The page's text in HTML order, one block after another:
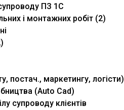
ПЗ 1С
і монтажних робіт (2)
постач., маркетингу, логісти)
(Auto Cad)
супроводу клієнтів